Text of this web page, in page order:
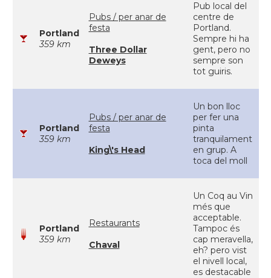
Portland
359 km
Pubs / per anar de
festa
Three Dollar
Deweys
Pub local del
centre de
Portland.
Sempre hi ha
gent, pero no
sempre son
tot guiris.
Portland
359 km
Pubs / per anar de
festa
King\'s Head
Un bon lloc
per fer una
pinta
tranquilament
en grup. A
toca del moll
Portland
359 km
Restaurants
Chaval
Un Coq au Vin
més que
acceptable.
Tampoc és
cap meravella,
eh? pero vist
el nivell local,
es destacable